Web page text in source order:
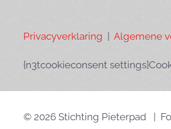
Privacyverklaring Algemene
{n3tcookieconsent
© 2026 Stichting Pieterpad |